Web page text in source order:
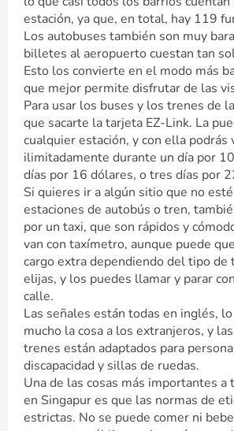
estación, ya que, en total, hay 119
Los autobuses también son muy
billetes al aeropuerto cuestan tan
Esto los convierte en el modo más
que mejor permite disfrutar de las
Para usar los buses y los trenes de
que sacarte la tarjeta EZ-Link. La
cualquier estación, y con ella podrás
ilimitadamente durante un día por
días por 16 dólares, o tres días por
Si quieres ir a algún sitio que no
estaciones de autobús o tren,
por un taxi, que son rápidos y
van con taxímetro, aunque puede
cargo extra dependiendo del tipo de
elijas, y los puedes llamar y parar
calle.
Las señales están todas en inglés,
mucho la cosa a los extranjeros, y
trenes están adaptados para
discapacidad y sillas de ruedas.
Una de las cosas más importantes a
en Singapur es que las normas de
estrictas. No se puede comer ni